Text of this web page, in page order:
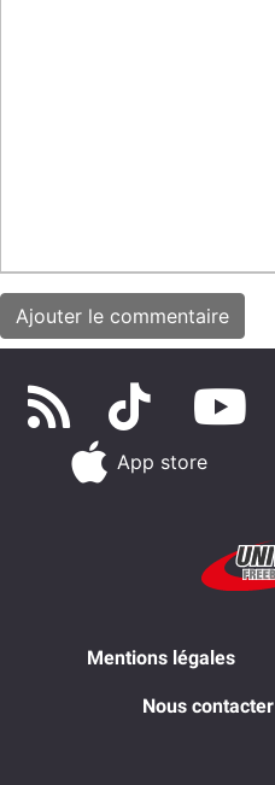
App store
Mentions légales
Nous contacter